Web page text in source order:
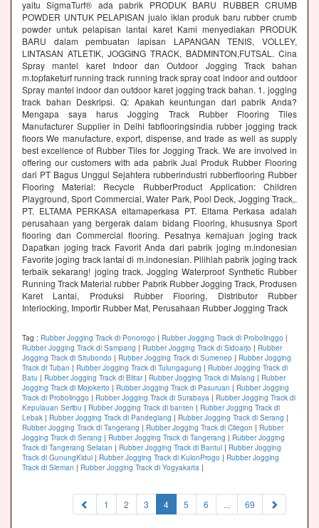
yaitu SigmaTurf® ada pabrik PRODUK BARU RUBBER CRUMB
POWDER UNTUK PELAPISAN jualo iklan produk baru rubber crumb
powder untuk pelapisan lantai karet Kami menyediakan PRODUK
BARU dalam pembuatan lapisan LAPANGAN TENIS, VOLLEY,
LINTASAN ATLETIK, JOGGING TRACK, BADMINTON,FUTSAL. Cina
Spray mantel karet Indoor dan Outdoor Jogging Track bahan
m.topfaketurf running track running track spray coat indoor and outdoor
Spray mantel indoor dan outdoor karet jogging track bahan. 1. jogging
track bahan Deskripsi. Q: Apakah keuntungan dari pabrik Anda?
Mengapa saya harus Jogging Track Rubber Flooring Tiles
Manufacturer Supplier in Delhi fabflooringsindia rubber jogging track
floors We manufacture, export, dispense, and trade as well as supply
best excellence of Rubber Tiles for Jogging Track. We are involved in
offering our customers with ada pabrik Jual Produk Rubber Flooring
dari PT Bagus Unggul Sejahtera rubberindustri rubberflooring Rubber
Flooring Material: Recycle RubberProduct Application: Children
Playground, Sport Commercial, Water Park, Pool Deck, Jogging Track,.
PT. ELTAMA PERKASA eltamaperkasa PT. Eltama Perkasa adalah
perusahaan yang bergerak dalam bidang Flooring, khususnya Sport
flooring dan Commercial flooring. Pesatnya kemajuan joging track
Dapatkan joging track Favorit Anda dari pabrik joging m.indonesian
Favorite joging track lantai di m.indonesian. Pilihlah pabrik joging track
terbaik sekarang! joging track. Jogging Waterproof Synthetic Rubber
Running Track Material rubber Pabrik Rubber Jogging Track, Produsen
Karet Lantai, Produksi Rubber Flooring, Distributor Rubber
Interlocking, Importir Rubber Mat, Perusahaan Rubber Jogging Track
Tag : Rubber Jogging Track di Ponorogo | Rubber Jogging Track di Probolinggo |
Rubber Jogging Track di Sampang | Rubber Jogging Track di Sidoarjo | Rubber
Jogging Track di Situbondo | Rubber Jogging Track di Sumenep | Rubber Jogging
Track di Tuban | Rubber Jogging Track di Tulungagung | Rubber Jogging Track di
Batu | Rubber Jogging Track di Blitar| Rubber Jogging Track di Malang | Rubber
Jogging Track di Mojokerto | Rubber Jogging Track di Pasuruan | Rubber Jogging
Track di Probolinggo | Rubber Jogging Track di Surabaya | Rubber Jogging Track di
Kepulauan Seribu | Rubber Jogging Track di banten | Rubber Jogging Track di
Lebak | Rubber Jogging Track di Pandeglang | Rubber Jogging Track di Serang |
Rubber Jogging Track di Tangerang | Rubber Jogging Track di Cilegon | Rubber
Jogging Track di Serang | Rubber Jogging Track di Tangerang | Rubber Jogging
Track di Tangerang Selatan | Rubber Jogging Track di Bantul | Rubber Jogging
Track di GunungKidul | Rubber Jogging Track di KulonProgo | Rubber Jogging
Track di Sleman | Rubber Jogging Track di Yogyakarta |
1 2 3 4(current)
5 6 ... 69